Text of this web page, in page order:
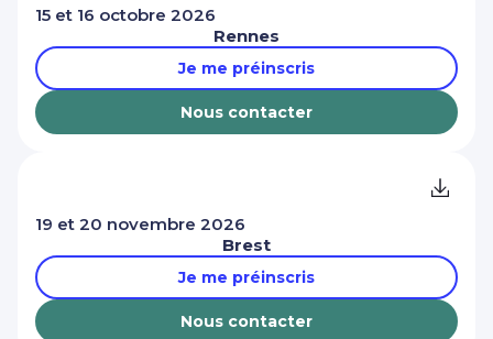
15 et 16 octobre 2026
Rennes
Je me préinscris
Nous contacter
19 et 20 novembre 2026
Brest
Je me préinscris
Nous contacter